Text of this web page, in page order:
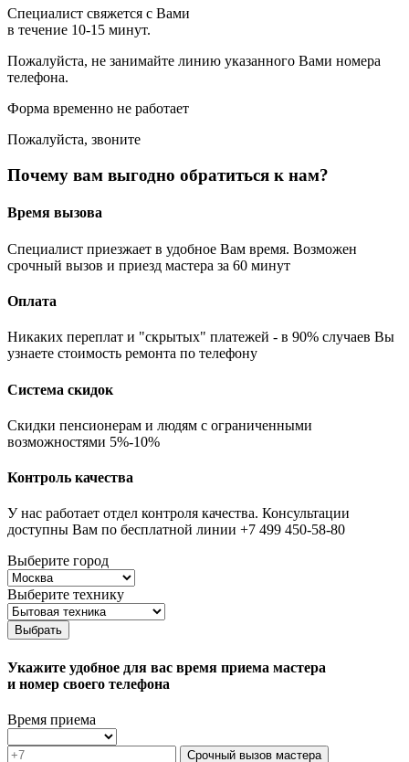
Специалист свяжется с Вами
в течение 10-15 минут.
Пожалуйста, не занимайте линию указанного Вами номера
телефона.
Форма временно не работает
Пожалуйста, звоните
Почему вам выгодно обратиться к нам?
Время вызова
Специалист приезжает в удобное Вам время. Возможен
срочный вызов и приезд мастера за 60 минут
Оплата
Никаких переплат и "скрытых" платежей - в 90% случаев Вы
узнаете стоимость ремонта по телефону
Система скидок
Скидки пенсионерам и людям с ограниченными
возможностями 5%-10%
Контроль качества
У нас работает отдел контроля качества. Консультации
доступны Вам по бесплатной линии +7 499 450-58-80
Выберите город
Выберите технику
Выбрать
Укажите удобное для вас время приема мастера
и номер своего телефона
Время приема
Срочный вызов мастера